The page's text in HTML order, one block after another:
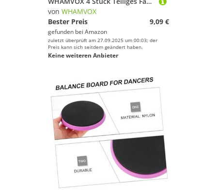
von WHAMVOX
Bester Preis
9,09 €
gefunden bei Amazon
zuletzt überprüft am 27.09.2025 um 00:03; der
Preis kann sich seitdem geändert haben.
Keine weiteren Anbieter